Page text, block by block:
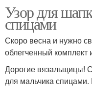
Узор для
спицами
Скоро весна и нужно
облегченный комплект
Дорогие вязальщицы!
для мальчика